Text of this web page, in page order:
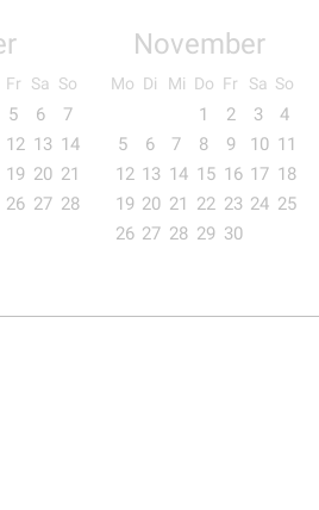
Fr Sa So
5 6
7
12 13 14
19 20 21
26 27 28
November
Mo Di Mi Do Fr Sa So
1 2 3
4
5
6 7 8 9 10 11
12 13 14 15 16 17 18
19 20 21 22 23 24 25
26 27 28 29 30